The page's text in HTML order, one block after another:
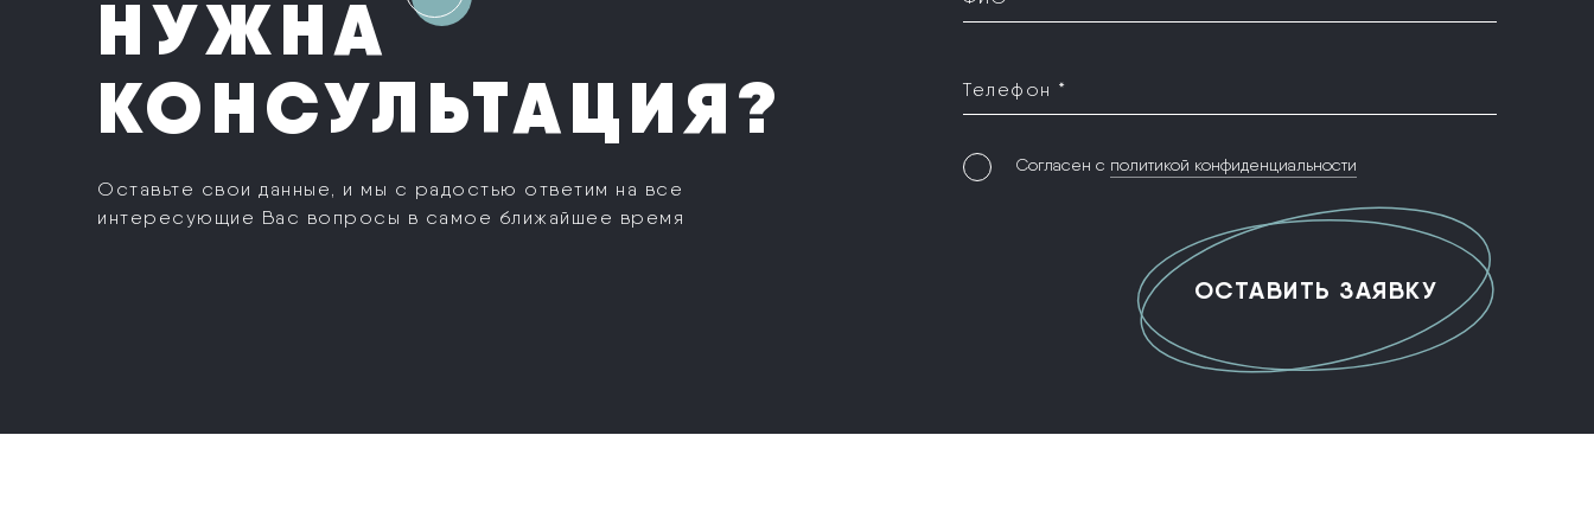
НУЖНА
КОНСУЛЬТАЦИЯ?
Оставьте свои данные, и мы с радостью ответим на все
интересующие Вас вопросы в самое ближайшее время
Телефон *
Согласен с политикой конфиденциальности